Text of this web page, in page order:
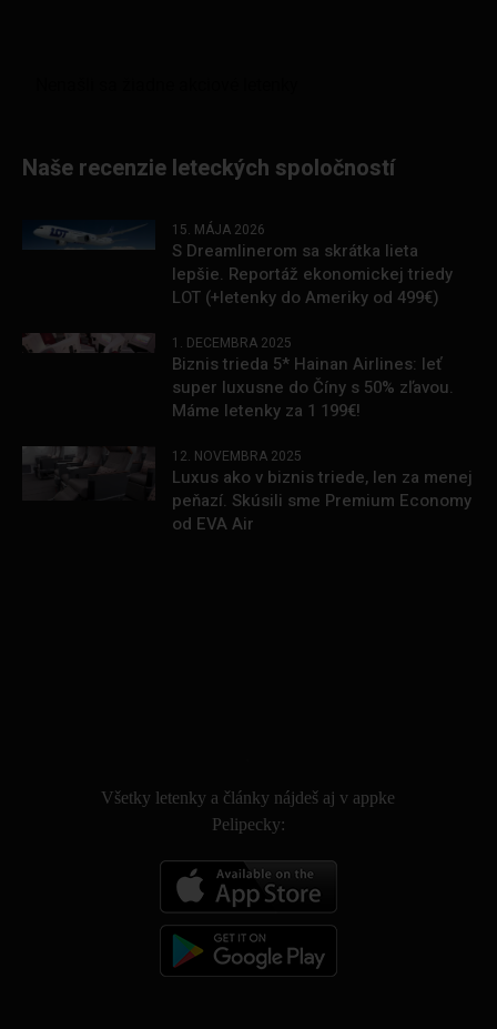
Naše recenzie leteckých spoločností
15. MÁJA 2026
S Dreamlinerom sa skrátka lieta
lepšie. Reportáž ekonomickej triedy
LOT (+letenky do Ameriky od 499€)
1. DECEMBRA 2025
Biznis trieda 5* Hainan Airlines: leť
super luxusne do Číny s 50% zľavou.
Máme letenky za 1 199€!
12. NOVEMBRA 2025
Luxus ako v biznis triede, len za menej
peňazí. Skúsili sme Premium Economy
od EVA Air
Všetky letenky a články nájdeš aj v appke
Pelipecky: